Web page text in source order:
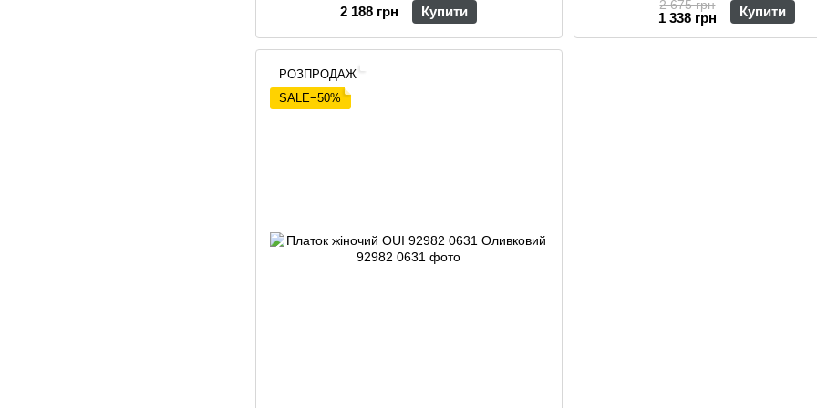
2 188 грн
Купити 2 675 грн
1 338 грн Купити
РОЗПРОДАЖ
SALE−50%